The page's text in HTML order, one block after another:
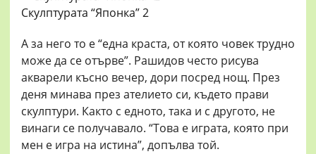
Скулптурата “Японка” 2
А за него то е “една краста, от която човек трудно
може да се отърве”. Рашидов често рисува
акварели късно вечер, дори посред нощ. През
деня минава през ателието си, където прави
скулптури. Както с едното, така и с другото, не
винаги се получавало. “Това е играта, която при
мен е игра на истина”, допълва той.